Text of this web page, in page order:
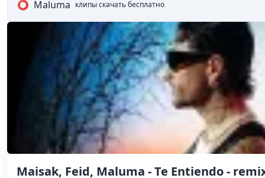
⭕ Maluma клипы скачать бесплатно
Maisak, Feid, Maluma - Te Entiendo -